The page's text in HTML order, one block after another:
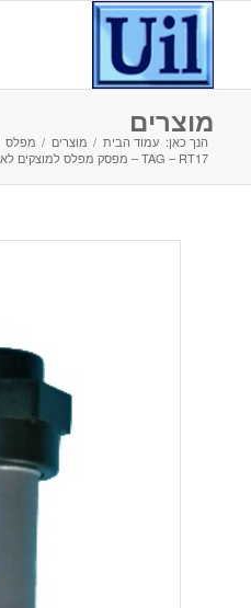
מוצרים
הנך כאן: עמוד הבית / מוצרים / מפלס
TAG – RT17 – מפסק מפלס למוצקים לא מוליכים להתקנה מהצד...